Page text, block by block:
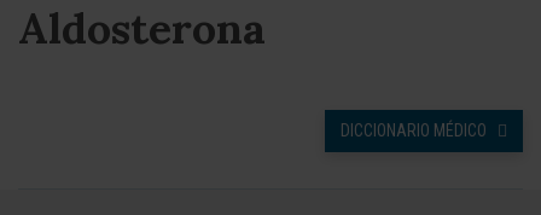
Aldosterona
DICCIONARIO MÉDICO